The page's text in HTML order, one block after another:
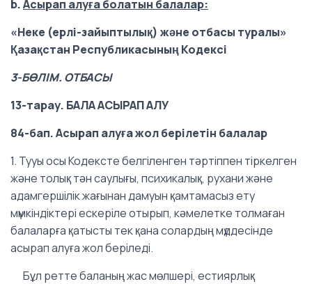
b.Aсырап алуға болатын балалар:
«Неке (ерлі-зайыптылық) және отбасы туралы»
Қазақстан Республикасының Кодексі
3-БӨЛІМ. ОТБАСЫ
13-тарау. БАЛА АСЫРАП АЛУ
84-бап. Асырап алуға жол берілетін балалар
1. Тууы осы Кодексте белгіленген тәртіппен тіркелген
және толық тән саулығы, психикалық, рухани және
адамгершілік жағынан дамуын қамтамасыз ету
мүмкіндіктері ескеріле отырып, кәмелетке толмаған
балаларға қатысты тек қана солардың мүддесінде
асырап алуға жол беріледі.
Бұл ретте баланың жас мөлшері, естиярлық